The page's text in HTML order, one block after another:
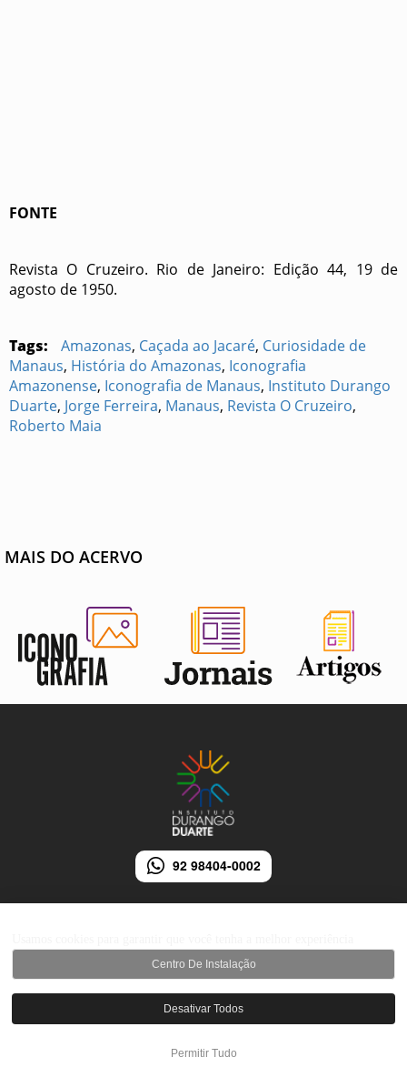
FONTE
Revista O Cruzeiro. Rio de Janeiro: Edição 44, 19 de
agosto de 1950.
Tags: Amazonas, Caçada ao Jacaré, Curiosidade de
Manaus, História do Amazonas, Iconografia
Amazonense, Iconografia de Manaus, Instituto Durango
Duarte, Jorge Ferreira, Manaus, Revista O Cruzeiro,
Roberto Maia
MAIS DO ACERVO
92 98404-0002
© 2026 Instituto Durango Duarte - Todos os direitos reservados.
Desenvolvido por iMarketing Agência Digital
Centro De Instalação
Desativar Todos
Permitir Tudo